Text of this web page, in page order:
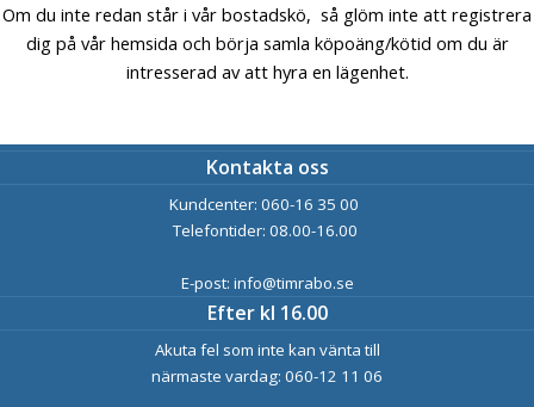
Om du inte redan står i vår bostadskö, så glöm inte att registrera
dig på vår hemsida och börja samla köpoäng/kötid om du är
intresserad av att hyra en lägenhet.
Kontakta oss
Kundcenter: 060-16 35 00
Telefontider: 08.00-16.00
E-post: info@timrabo.se
Efter kl 16.00
Akuta fel som inte kan vänta till
närmaste vardag: 060-12 11 06